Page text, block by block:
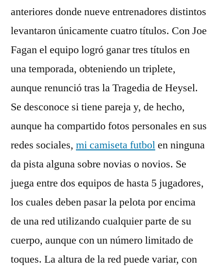
anteriores donde nueve entrenadores distintos
levantaron únicamente cuatro títulos. Con Joe
Fagan el equipo logró ganar tres títulos en
una temporada, obteniendo un triplete,
aunque renunció tras la Tragedia de Heysel.
Se desconoce si tiene pareja y, de hecho,
aunque ha compartido fotos personales en sus
redes sociales, mi camiseta futbolen ninguna
da pista alguna sobre novias o novios. Se
juega entre dos equipos de hasta 5 jugadores,
los cuales deben pasar la pelota por encima
de una red utilizando cualquier parte de su
cuerpo, aunque con un número limitado de
toques. La altura de la red puede variar, con